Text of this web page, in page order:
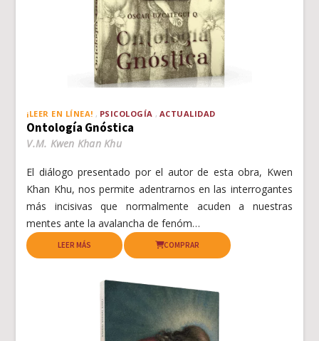
¡LEER EN LÍNEA! PSICOLOGÍA ACTUALIDAD
Ontología Gnóstica
V.M. Kwen Khan Khu
El diálogo presentado por el autor de esta obra, Kwen
Khan Khu, nos permite adentrarnos en las interrogantes
más incisivas que normalmente acuden a nuestras
mentes ante la avalancha de fenóm…
LEER MÁS COMPRAR